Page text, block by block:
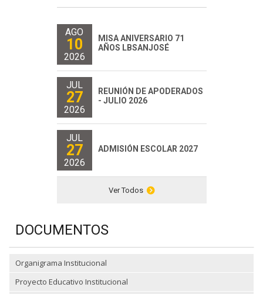
AGO
10
2026
MISA ANIVERSARIO 71
AÑOS LBSANJOSÉ
JUL
27
2026
REUNIÓN DE APODERADOS
- JULIO 2026
JUL
27
2026
ADMISIÓN ESCOLAR 2027
Ver Todos
DOCUMENTOS
Organigrama Institucional
Proyecto Educativo Institucional